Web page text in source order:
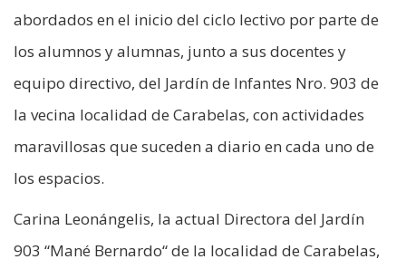
abordados en el inicio del ciclo lectivo por parte de
los alumnos y alumnas, junto a sus docentes y
equipo directivo, del Jardín de Infantes Nro. 903 de
la vecina localidad de Carabelas, con actividades
maravillosas que suceden a diario en cada uno de
los espacios.
Carina Leonángelis, la actual Directora del Jardín
903 “Mané Bernardo“ de la localidad de Carabelas,